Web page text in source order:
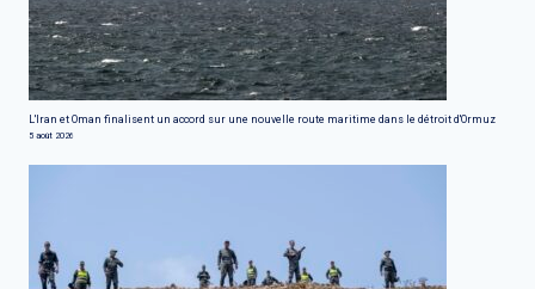
L'Iran et Oman finalisent un accord sur une nouvelle route maritime dans le détroit d'Ormuz
5 août 2026